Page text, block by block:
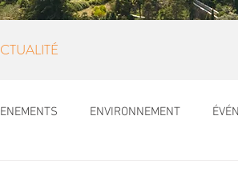
ENVIRONNEMENT